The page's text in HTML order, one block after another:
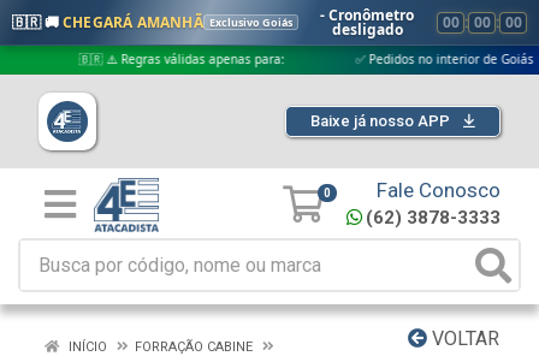
🇧🇷 🚚CHEGARÁ AMANHÃ Exclusivo Goiás - Cronômetro
desligado 00 : 00 : 00
🇧🇷 ⚠️ Regras válidas apenas para: ✅ Pedidos no interior de Goiás
Baixe já nosso APP
0 Fale Conosco
(62) 3878-3333
VOLTAR
INÍCIO
FORRAÇÃO CABINE